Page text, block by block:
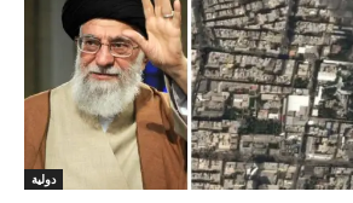
دولية